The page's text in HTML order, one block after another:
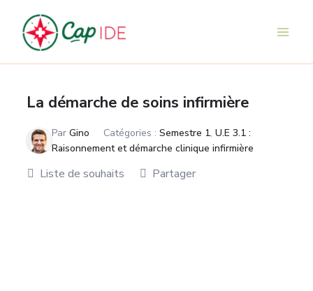
contenu
La démarche de soins infirmière
ParGino Catégories :Semestre 1,U.E 3.1 :
Raisonnement et démarche clinique infirmière
Liste de souhaits Partager